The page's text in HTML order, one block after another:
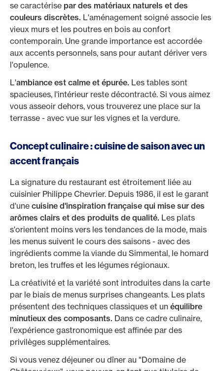
se caractérise par des matériaux naturels et des
couleurs discrètes. L'aménagement soigné associe les
vieux murs et les poutres en bois au confort
contemporain. Une grande importance est accordée
aux accents personnels, sans pour autant dériver vers
l'opulence.
L'ambiance est calme et épurée. Les tables sont
spacieuses, l'intérieur reste décontracté. Si vous aimez
vous asseoir dehors, vous trouverez une place sur la
terrasse - avec vue sur les vignes et la verdure.
Concept culinaire : cuisine de saison avec un
accent français
La signature du restaurant est étroitement liée au
cuisinier Philippe Chevrier. Depuis 1986, il est le garant
d'une cuisine d'inspiration française qui mise sur des
arômes clairs et des produits de qualité. Les plats
s'orientent moins vers les tendances de la mode, mais
les menus suivent le cours des saisons - avec des
ingrédients comme la viande du Simmental, le homard
breton, les truffes et les légumes régionaux.
La créativité et la variété sont introduites dans la carte
par le biais de menus surprises changeants. Les plats
présentent des techniques classiques et un équilibre
minutieux des composants. Dans ce cadre culinaire,
l'expérience gastronomique est affinée par des
privilèges supplémentaires.
Si vous venez déjeuner ou dîner au "Domaine de